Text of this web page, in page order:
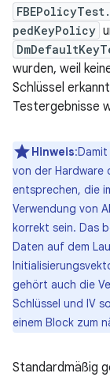
pedKeyPolicy
wurden, weil
Schlüssel
Testergebnisse
Hinweis
von der Hardware
entsprechen, die
Verwendung von
korrekt sein. Das
Daten auf dem
gehört auch die
Schlüssel und IV
einem Block zum
Standardmäßig